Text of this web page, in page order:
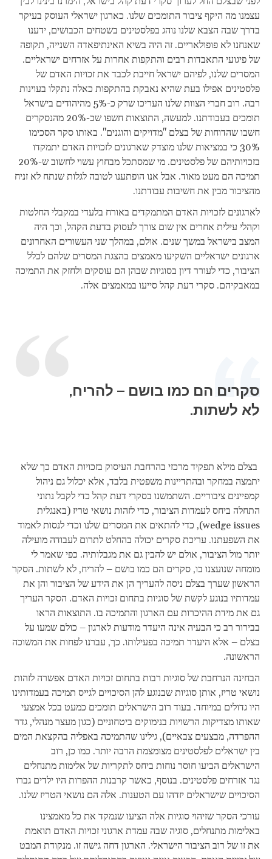
עצמנו מה היקף ציבור התומכים שלנו. כארגון ישראלי העוסק בעיקר
בדרך שבה הצבא שלנו נוהג בפלסטינים בשטחים הכבושים, ידענו
שאנחנו לא פופולאריים. זה היה בשיא האינתיפאדה השנייה, תקופה
של פיגועי התאבדות רבים והתקפות אחרות על אזרחים ישראליים.
המסרים שלנו, לפיהם ישראל חייבת לכבד את זכויות האדם של
פלסטינים אפילו בעת שהיא נאבקת בהתקפות כאלה נתקלו בעוינות
רבה. רוב חברי הצוות שלנו העריכו שרק כ-5% מהיהודים בישראל
תומכים בעבודתנו. למעשה, התוצאות חשפו שכ-20% מהנסקרים
חשבו שהדוחות של בצלם "מדויקים והוגנים". באותו סקר הסכימו
30% כי במציאות שלנו מוצדק שארגונים לזכויות האדם יתמקדו
בזכויותיהם של פלסטינים. מי שמסתכל מבחוץ עשוי לחשוב ש-20%
תמיכה הם מעט מאוד. אבל אנו הופתענו לטובה לגלות שנתח לא זניח
מהציבור מבין את חשיבות עבודתנו.
לארגונים לזכויות האדם המתמקדים באורח בלעדי במקבלי החלטות
וקהלי עילית אחרים אין שום צורך לעסוק בדעת הקהל, וכך היה
המצב בישראל במשך שנים. אולם, במהלך שני העשורים האחרונים
ארגונים ישראליים השקיעו מאמצים בהצגת המסרים שלהם לכלל
הציבור, כדי לעורר דיון בסוגיות שבהן הם עוסקים ולחזק את התמיכה
במאבקיהם. סקרי דעת קהל סייעו במאמצים אלה.
סקרים הם כמו בושם – להריח,
לא לשתות.
בצלם מילא תפקיד מרכזי בהרחבת העיסוק בזכויות האדם כך שלא
יתמצה במחקר ובהתדיינות משפטית בלבד, אלא יכלול גם ניהול
קמפיינים ציבוריים. השתמשנו בסקרי דעת קהל כדי לקבל נתוני
התחלה ביחס לעמדות הציבור, כדי לזהות נושאי טריז (באנגלית
wedge issues), כדי להתאים את המסרים שלנו וכדי לנסות לאמוד
את השפעתנו. עריכת סקרים יכולה בהחלט לתרום לעבודה מועילה
יותר מול הציבור, אולם יש להבין גם את מגבלותיה. כפי שאמר לי
מומחה שנועצנו בו, סקרים הם כמו בושם – להריח, לא לשתות. הסקר
הראשון שערך בצלם ניסה להעריך הן את הידע של הציבור והן את
עמדותיו בנוגע לקשת של סוגיות בתחום זכויות האדם. הסקר העריך
גם את מידת ההיכרות עם הארגון והתמיכה בו. התוצאות הראו
בבירור רב כי הבעיה אינה היעדר מודעות לארגון – כולם שמעו על
בצלם – אלא היעדר תמיכה בפעילותו. כך, עברנו לפחות את המשוכה
הראשונה.
הבחינה הנרחבת של סוגיות רבות בתחום זכויות האדם אפשרה לזהות
נושאי טריז, אותן סוגיות שבנוגע להן הסיכויים לגייס תמיכה בעמדותינו
היו גדולים במיוחד. בעוד רוב הישראלים תומכים כמעט בכל אמצעי
שאותו מצדיקות הרשויות בנימוקים ביטחוניים (כגון מעצר מנהלי, גדר
ההפרדה, מבצעים צבאיים), גילינו שהתמיכה באפליה בהקצאת המים
בין ישראלים לפלסטינים מצומצמת הרבה יותר. כמו כן, רוב
הישראלים הביעו חוסר נוחות ביחס לתקריות של אלימות מתנחלים
נגד אזרחים פלסטינים. בנוסף, כאשר קרבנות ההפרות היו ילדים גברו
הסיכויים שישראלים יזדהו עם הטענות. אלה הם נושאי הטריז שלנו.
עורכי הסקר שזיהוי סוגיות אלה הציעו שנמקד את כל מאמצינו
באלימות מתנחלים, סוגיה שבה עמדת ארגוני זכויות האדם תואמת
את זו של רוב הציבור הישראלי. הארגון דחה גישה זו. מנקודת המבט